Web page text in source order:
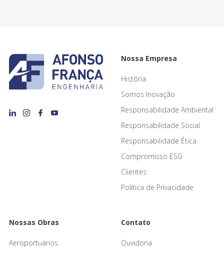
Nossa Empresa
História
Somos Inovação
Responsabilidade Ambiental
Responsabilidade Social
Responsabilidade Ética
Compromisso ESG
Clientes
Política de Privacidade
Nossas Obras
Aeroportuários
Contato
Ouvidoria